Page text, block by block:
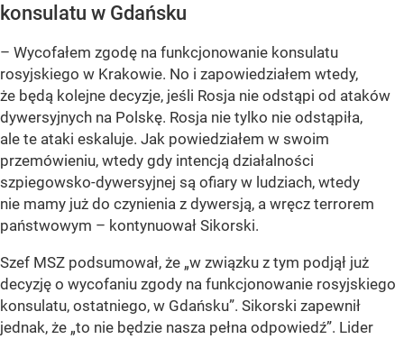
konsulatu w Gdańsku
– Wycofałem zgodę na funkcjonowanie konsulatu
rosyjskiego w Krakowie. No i zapowiedziałem wtedy,
że będą kolejne decyzje, jeśli Rosja nie odstąpi od ataków
dywersyjnych na Polskę. Rosja nie tylko nie odstąpiła,
ale te ataki eskaluje. Jak powiedziałem w swoim
przemówieniu, wtedy gdy intencją działalności
szpiegowsko-dywersyjnej są ofiary w ludziach, wtedy
nie mamy już do czynienia z dywersją, a wręcz terrorem
państwowym – kontynuował Sikorski.
Szef MSZ podsumował, że „w związku z tym podjął już
decyzję o wycofaniu zgody na funkcjonowanie rosyjskiego
konsulatu, ostatniego, w Gdańsku”. Sikorski zapewnił
jednak, że „to nie będzie nasza pełna odpowiedź”. Lider